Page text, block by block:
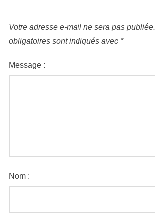
Votre adresse e-mail ne sera pas publiée.
obligatoires sont indiqués avec *
Message :
Nom :